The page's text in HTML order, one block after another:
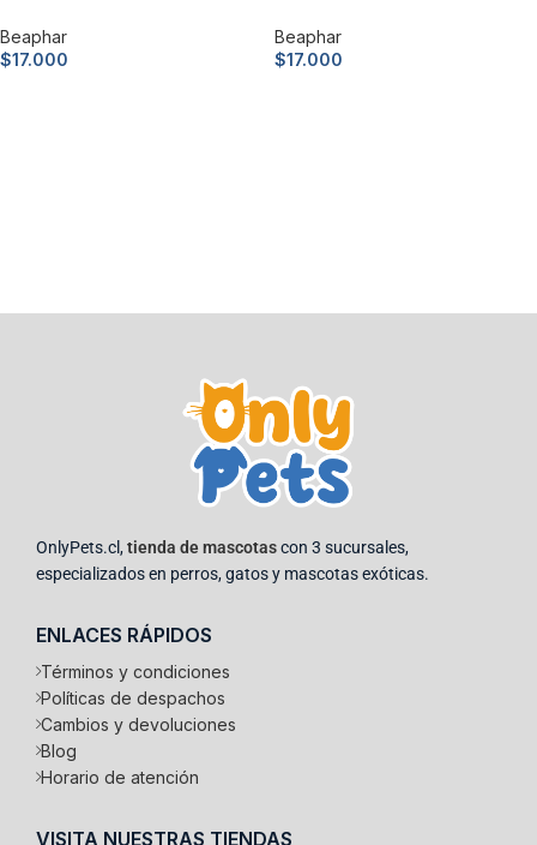
Beaphar
$17.000
Beaphar
$17.000
OnlyPets.cl,tienda de mascotascon 3 sucursales,
especializados en perros, gatos y mascotas exóticas.
ENLACES RÁPIDOS
Términos y condiciones
Políticas de despachos
Cambios y devoluciones
Blog
Horario de atención
VISITA NUESTRAS TIENDAS